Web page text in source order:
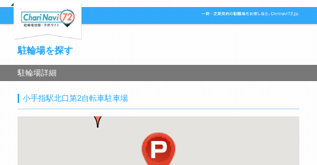
駐輪場を探す
駐輪場詳細
小手指駅北口第2自転車駐車場